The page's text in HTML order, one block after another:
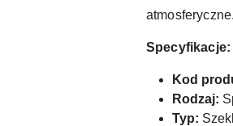
Specyfikacje:
Kod
Rodzaj:
Typ: